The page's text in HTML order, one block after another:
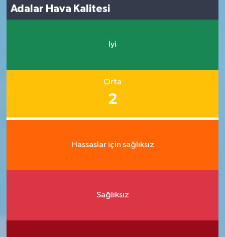
Adalar Hava Kalitesi
İyi
Orta
2
Hassaslar için sağlıksız
Sağlıksız